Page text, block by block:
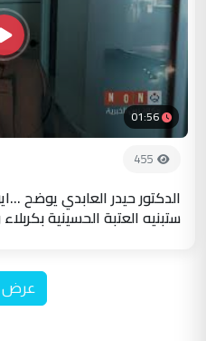
01:56
455
الدكتور حيدر العابدي يوضح
ستبنيه العتبة الحسينية
عرض